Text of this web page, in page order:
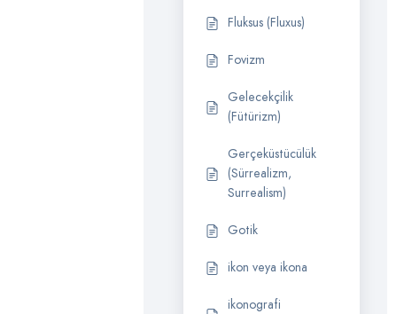
Fluksus (Fluxus)
Fovizm
Gelecekçilik
(Fütürizm)
Gerçeküstücülük
(Sürrealizm,
Surrealism)
Gotik
ikon veya ikona
ikonografi